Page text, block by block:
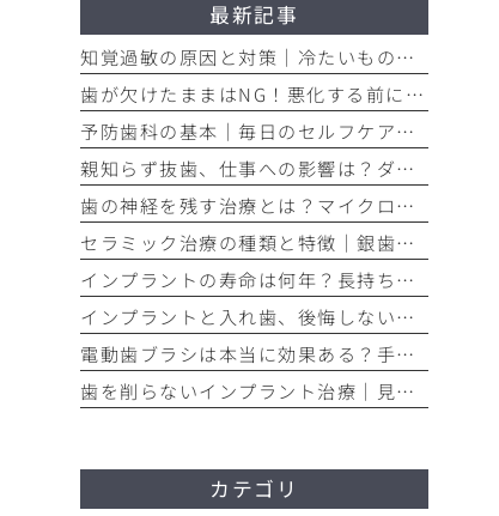
最新記事
知覚過敏の原因と対策｜冷たいものがしみる痛みを今すぐ和らげる方法
歯が欠けたままはNG！悪化する前に知るべき応急処置と歯医者での治療
予防歯科の基本｜毎日のセルフケアと定期検診で将来の歯を守る方法
親知らず抜歯、仕事への影響は？ダウンタイムと抜く基準を解説
歯の神経を残す治療とは？マイクロスコープ精密根管治療のメリット
セラミック治療の種類と特徴｜銀歯からのやり替えで後悔しない選び方
インプラントの寿命は何年？長持ちさせるメンテナンスの重要性を解説
インプラントと入れ歯、後悔しない選び方｜メリット・デメリット徹底比較
電動歯ブラシは本当に効果ある？手磨きとの違いを歯垢除去率で比較
歯を削らないインプラント治療｜見た目と自信を取り戻すメリット
カテゴリ